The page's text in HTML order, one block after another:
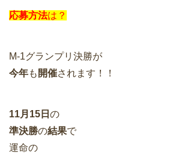
応募方法は？
M-1グランプリ決勝が
今年も 開催されます！！
11月15日 の
準決勝の結果で
運命の